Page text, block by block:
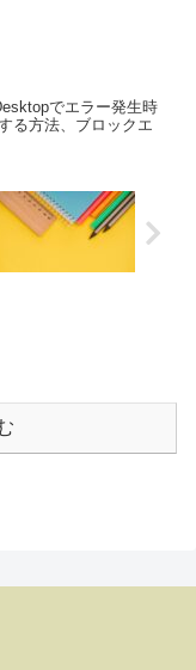
でエラー発生時
る方法、ブロックエ